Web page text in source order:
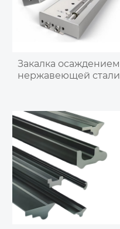
Закалка осаждением
нержавеющей стали